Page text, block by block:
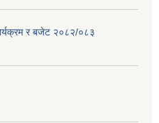
कार्यक्रम र बजेट २०८२/०८३